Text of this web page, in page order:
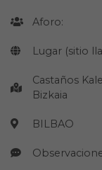
Aforo:
Lugar (sitio
Castaños
Bizkaia
BILBAO